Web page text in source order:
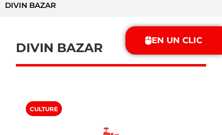
EN UN CLIC
DIVIN BAZAR
DIVIN BAZAR
CULTURE